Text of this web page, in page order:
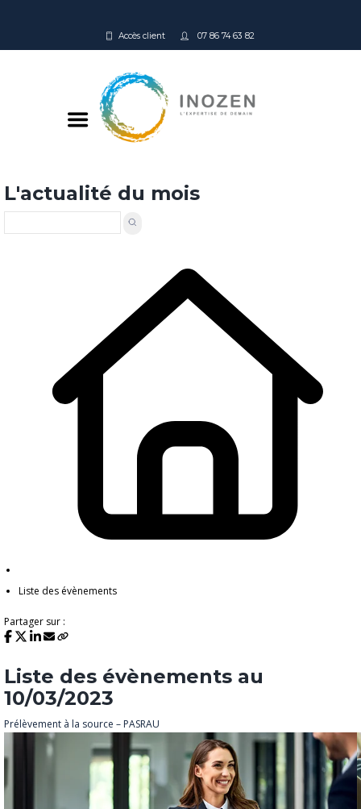
Accès client 07 86 74 63 82
L'actualité du mois
Liste des évènements
Partager sur :
Liste des évènements au
10/03/2023
Prélèvement à la source – PASRAU